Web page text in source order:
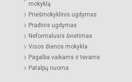
mokyklą
Priešmokyklinis ugdymas
Pradinis ugdymas
Neformalusis švietimas
Visos dienos mokykla
Pagalba vaikams ir tėvams
Patalpų nuoma